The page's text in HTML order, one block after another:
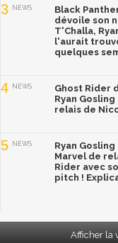
3 NEWS
Black
dévoile son
T'Challa,
l'aurait
quelques
4 NEWS
Ghost Rider
Ryan
relais de
5 NEWS
Ryan
Marvel de
Rider avec
pitch !
Afficher la